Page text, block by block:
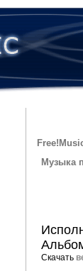
Музыка
Скачать